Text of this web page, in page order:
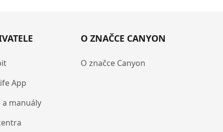
App
a manuály
O ZNAČCE CANYON
O značce Canyon